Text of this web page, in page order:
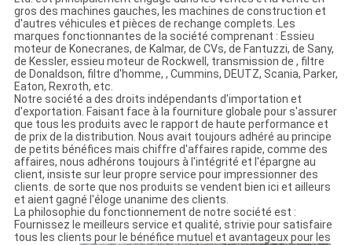
gros des machines gauches, les machines de construction et
d'autres véhicules et pièces de rechange complets. Les
marques fonctionnantes de la société comprenant : Essieu
moteur de Konecranes, de Kalmar, de CVs, de Fantuzzi, de Sany,
de Kessler, essieu moteur de Rockwell, transmission de , filtre
de Donaldson, filtre d'homme, , Cummins, DEUTZ, Scania, Parker,
Eaton, Rexroth, etc.
Notre société a des droits indépendants d'importation et
d'exportation. Faisant face à la fourniture globale pour s'assurer
que tous les produits avec le rapport de haute performance et
de prix de la distribution. Nous avait toujours adhéré au principe
de petits bénéfices mais chiffre d'affaires rapide, comme des
affaires, nous adhérons toujours à l'intégrité et l'épargne au
client, insiste sur leur propre service pour impressionner des
clients. de sorte que nos produits se vendent bien ici et ailleurs
et aient gagné l'éloge unanime des clients.
La philosophie du fonctionnement de notre société est :
Fournissez le meilleurs service et qualité, strivie pour satisfaire
tous les clients pour le bénéfice mutuel et avantageux pour les